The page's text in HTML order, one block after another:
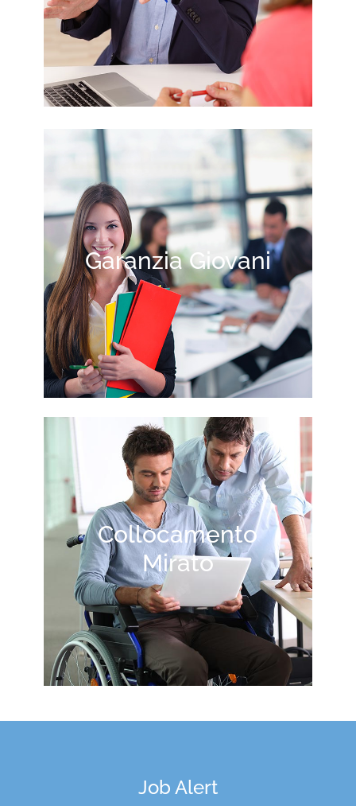
Garanzia Giovani
Collocamento
Mirato
Job Alert